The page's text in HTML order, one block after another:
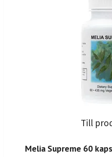
Till
Melia Supreme 60